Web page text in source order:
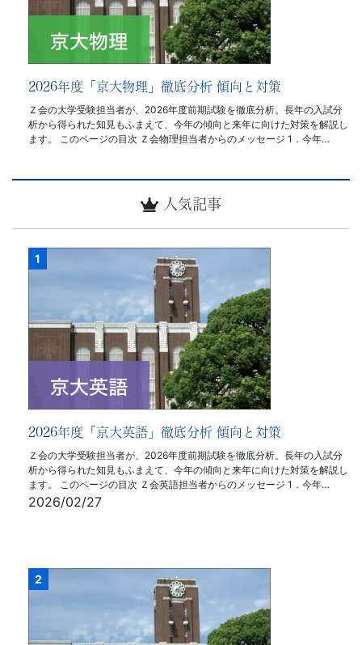
2026年度「京大物理」徹底分析 傾向と対策
Ｚ会の大学受験担当者が、2026年度前期試験を徹底分析。長年の入試分
析から得られた知見もふまえて、今年の傾向と来年に向けた対策を解説し
ます。 このページの目次 Ｚ会物理担当者からのメッセージ 1．今年…
人気記事
2026年度「京大英語」徹底分析 傾向と対策
Ｚ会の大学受験担当者が、2026年度前期試験を徹底分析。長年の入試分
析から得られた知見もふまえて、今年の傾向と来年に向けた対策を解説し
ます。 このページの目次 Ｚ会英語担当者からのメッセージ 1．今年…
2026/02/27